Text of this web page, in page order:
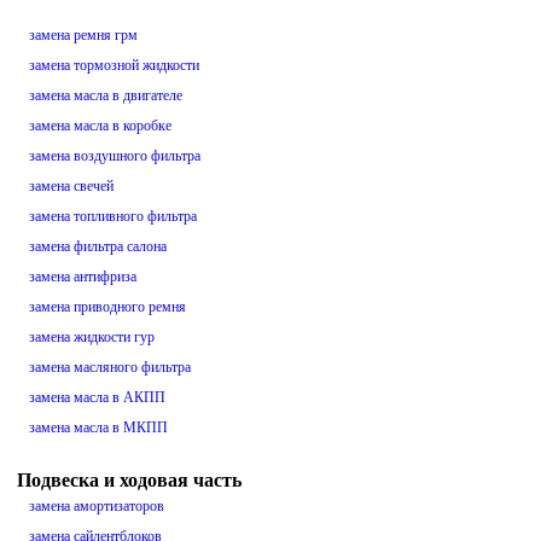
замена ремня грм
замена тормозной жидкости
замена масла в двигателе
замена масла в коробке
замена воздушного фильтра
замена свечей
замена топливного фильтра
замена фильтра салона
замена антифриза
замена приводного ремня
замена жидкости гур
замена масляного фильтра
замена масла в АКПП
замена масла в МКПП
Подвеска и ходовая часть
замена амортизаторов
замена сайлентблоков